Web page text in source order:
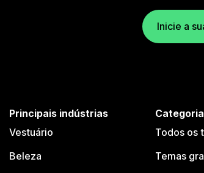
Inicie a
Principais indústrias
Vestuário
Beleza
Todos os
Temas